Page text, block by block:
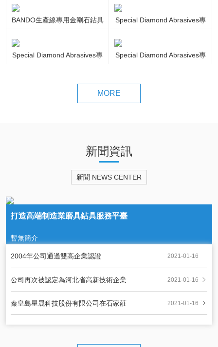
石磨具
BANDO生產線專用金剛石鉆具 Special Diamond Abrasives專
Special Diamond Abrasives專 Special Diamond Abrasives專
MORE
新聞資訊
新聞 NEWS CENTER
打造高端制造業磨具鉆具服務平臺
暫無簡介
2004年公司通過雙高企業認證 2021-01-16
公司再次被認定為河北省高新技術企業 2021-01-16
秦皇島星晟科技股份有限公司在石家莊
股權交易所
2021-01-16